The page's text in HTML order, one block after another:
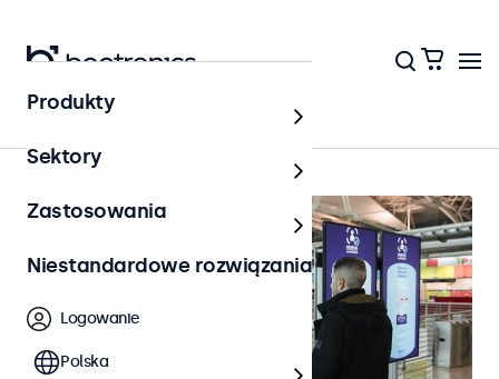
Strona główna
Produkty
Sektory
Zastosowania
Niestandardowe rozwiązania
Logowanie
Polska